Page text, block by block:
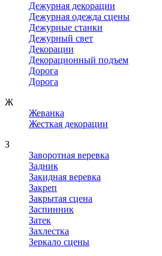
Дежурная декорации
Дежурная одежда сцены
Дежурные станки
Дежурный свет
Декорации
Декорационный подъем
Дорога
Дорога
Ж
Жеванка
Жесткая декорации
З
Заворотная веревка
Задник
Закидная веревка
Закреп
Закрытая сцена
Заспинник
Затек
Захлестка
Зеркало сцены